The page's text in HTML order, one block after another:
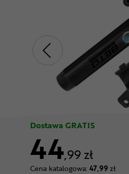
Superoferta
Dostawa GRATIS
44,99 zł
Cena katalogowa: 47,99zł